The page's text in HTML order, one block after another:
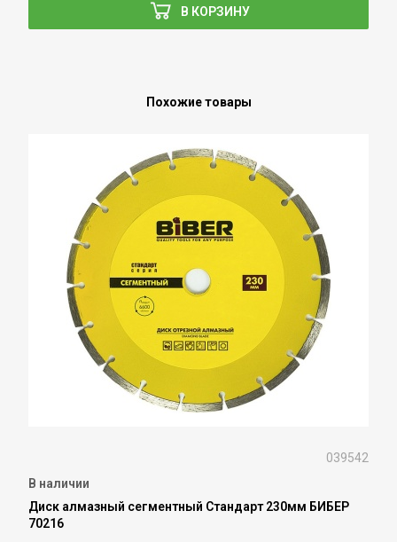
В КОРЗИНУ
Похожие товары
039542
В наличии
Диск алмазный сегментный Стандарт 230мм БИБЕР
70216